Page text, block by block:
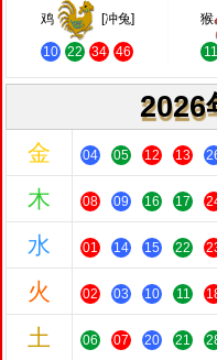
鸡 [冲兔]
10 22 34 46
猴
11
2026
金 04 05 12 13
木 08 09 16 17
水 01 14 15 22
火 02 03 10 11
土 06 07 20 21